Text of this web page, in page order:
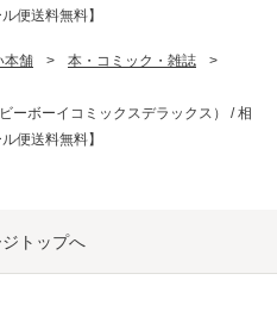
便送料無料】
本舗 > 本・コミック・雑誌
>
ーボーイコミックスデラックス） / 相
便送料無料】
トップへ